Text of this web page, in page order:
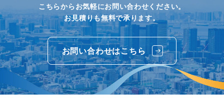
こちらからお気軽にお問い合わせください。
お見積りも無料で承ります。
お問い合わせはこちら